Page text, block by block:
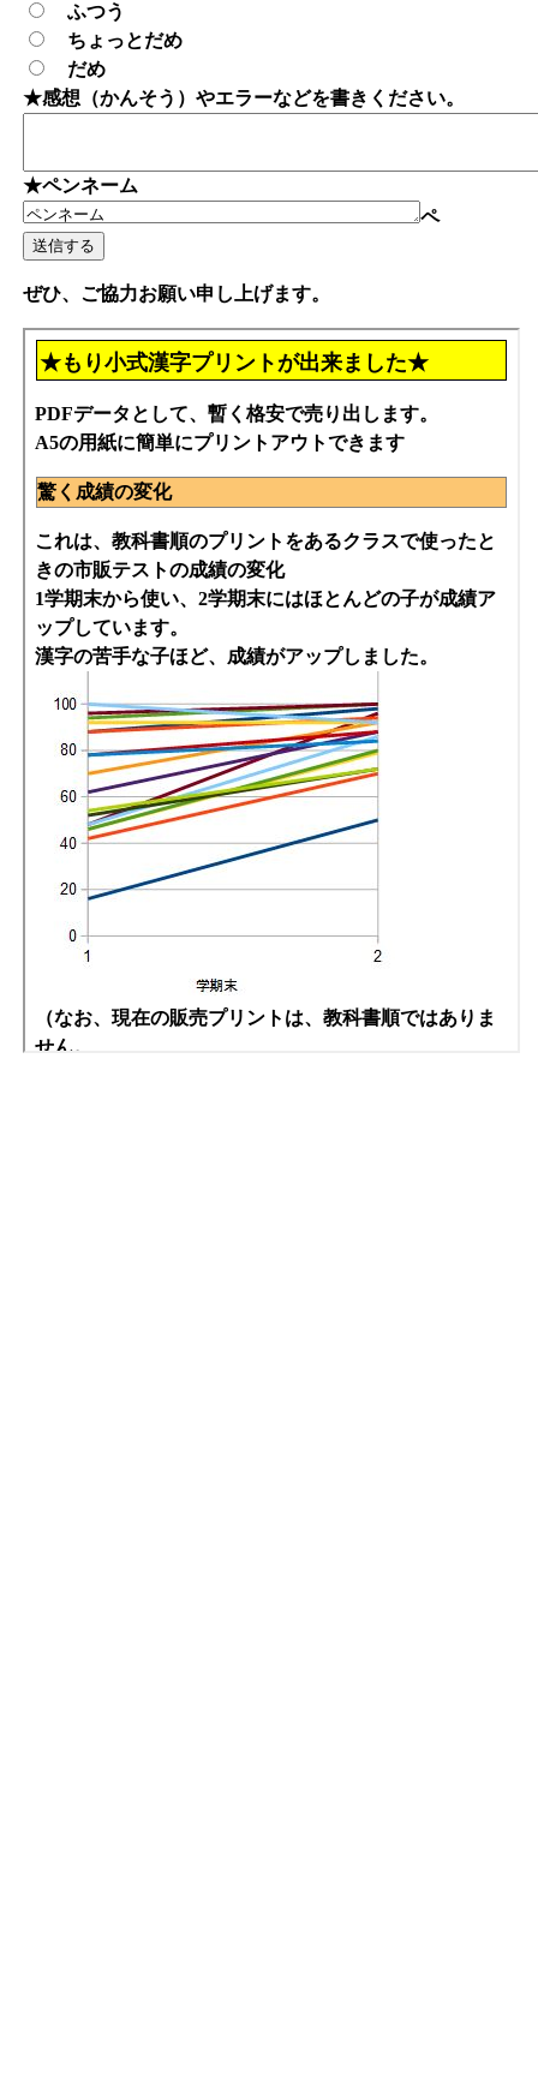
ふつう
ちょっとだめ
だめ
★感想（かんそう）やエラーなどを書きください。
★ペンネーム
ペ
ぜひ、ご協力お願い申し上げます。